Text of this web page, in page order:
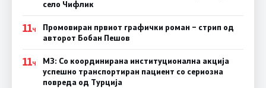
село Чифлик
11Ч
Промовиран првиот графички роман – стрип од
авторот Бобан Пешов
11Ч
МЗ: Со координирана институционална акција
успешно транспортиран пациент со сериозна
повреда од Турција